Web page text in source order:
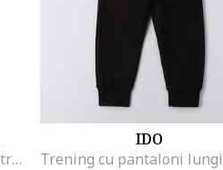
Set de pantaloni si bluza de trening cu model cu Star Wars, Verde pal/Kaki
IDO